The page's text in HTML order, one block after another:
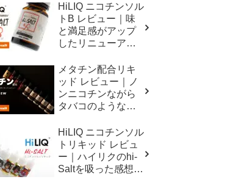
HiLIQ ニコチンソル
トB レビュー｜味
と満足感がアップ
したリニューアル
メタチン配合リキ
ッド レビュー｜ノ
ンニコチンながら
タバコのような吸
HiLIQ ニコチンソル
トリキッド レビュ
ー｜ハイリクのhi-
Saltを吸った感想の